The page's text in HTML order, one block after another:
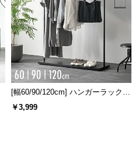
[幅60/90/120cm] ハンガーラック
スチール 4段階高さ調節 サイドフ
￥3,999